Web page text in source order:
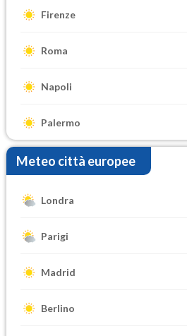
Firenze
Roma
Napoli
Palermo
Meteo città europee
Londra
Parigi
Madrid
Berlino